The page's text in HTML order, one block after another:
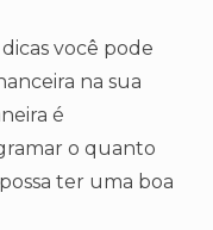
você pode
na sua
é
o quanto
ter uma boa